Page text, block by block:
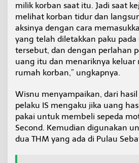
milik korban saat itu. Jadi saat
melihat korban tidur dan
aksinya dengan cara
yang telah diletakkan paku
tersebut, dan dengan perlahan
uang itu dan menariknya keluar
rumah korban,” ungkapnya.
Wisnu menyampaikan, dari
pelaku IS mengaku jika uang
pakai untuk membeli sepeda
Second. Kemudian digunakan
dua THM yang ada di Pulau